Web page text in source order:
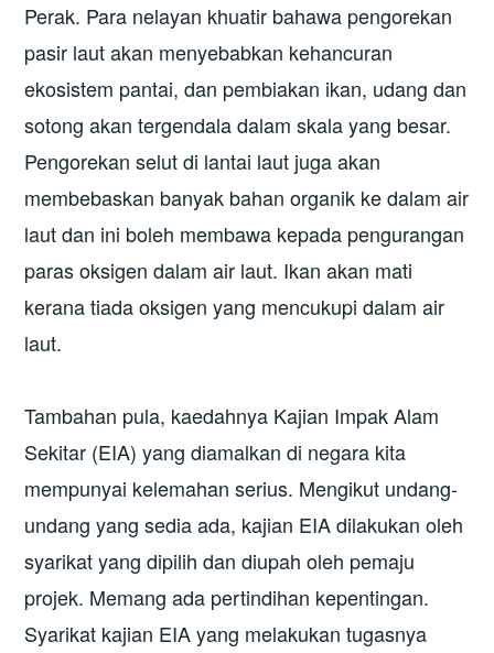
Perak. Para nelayan khuatir bahawa pengorekan
pasir laut akan menyebabkan kehancuran
ekosistem pantai, dan pembiakan ikan, udang dan
sotong akan tergendala dalam skala yang besar.
Pengorekan selut di lantai laut juga akan
membebaskan banyak bahan organik ke dalam air
laut dan ini boleh membawa kepada pengurangan
paras oksigen dalam air laut. Ikan akan mati
kerana tiada oksigen yang mencukupi dalam air
laut.
Tambahan pula, kaedahnya Kajian Impak Alam
Sekitar (EIA) yang diamalkan di negara kita
mempunyai kelemahan serius. Mengikut undang-
undang yang sedia ada, kajian EIA dilakukan oleh
syarikat yang dipilih dan diupah oleh pemaju
projek. Memang ada pertindihan kepentingan.
Syarikat kajian EIA yang melakukan tugasnya